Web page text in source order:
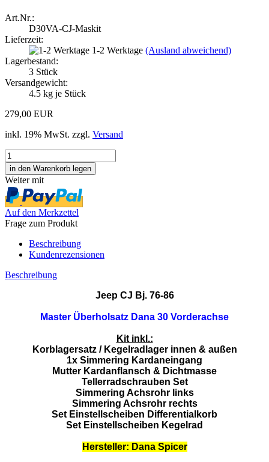
Art.Nr.:
D30VA-CJ-Maskit
Lieferzeit:
1-2 Werktage (Ausland abweichend)
Lagerbestand:
3 Stück
Versandgewicht:
4.5 kg je Stück
279,00 EUR
inkl. 19% MwSt. zzgl. Versand
Weiter mit
Auf den Merkzettel
Frage zum Produkt
Beschreibung
Kundenrezensionen
Beschreibung
Jeep CJ Bj. 76-86
Master Überholsatz Dana 30 Vorderachse
Kit inkl.:
Korblagersatz / Kegelradlager innen & außen
1x Simmering Kardaneingang
Mutter Kardanflansch & Dichtmasse
Tellerradschrauben Set
Simmering Achsrohr links
Simmering Achsrohr rechts
Set Einstellscheiben Differentialkorb
Set Einstellscheiben Kegelrad
Hersteller: Dana Spicer